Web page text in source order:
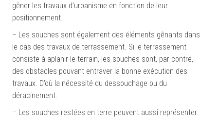
gêner les travaux d’urbanisme en fonction de leur
positionnement.
– Les souches sont également des éléments gênants dans
le cas des travaux de terrassement. Si le terrassement
consiste à aplanir le terrain, les souches sont, par contre,
des obstacles pouvant entraver la bonne exécution des
travaux. D’où la nécessité du dessouchage ou du
déracinement.
– Les souches restées en terre peuvent aussi représenter